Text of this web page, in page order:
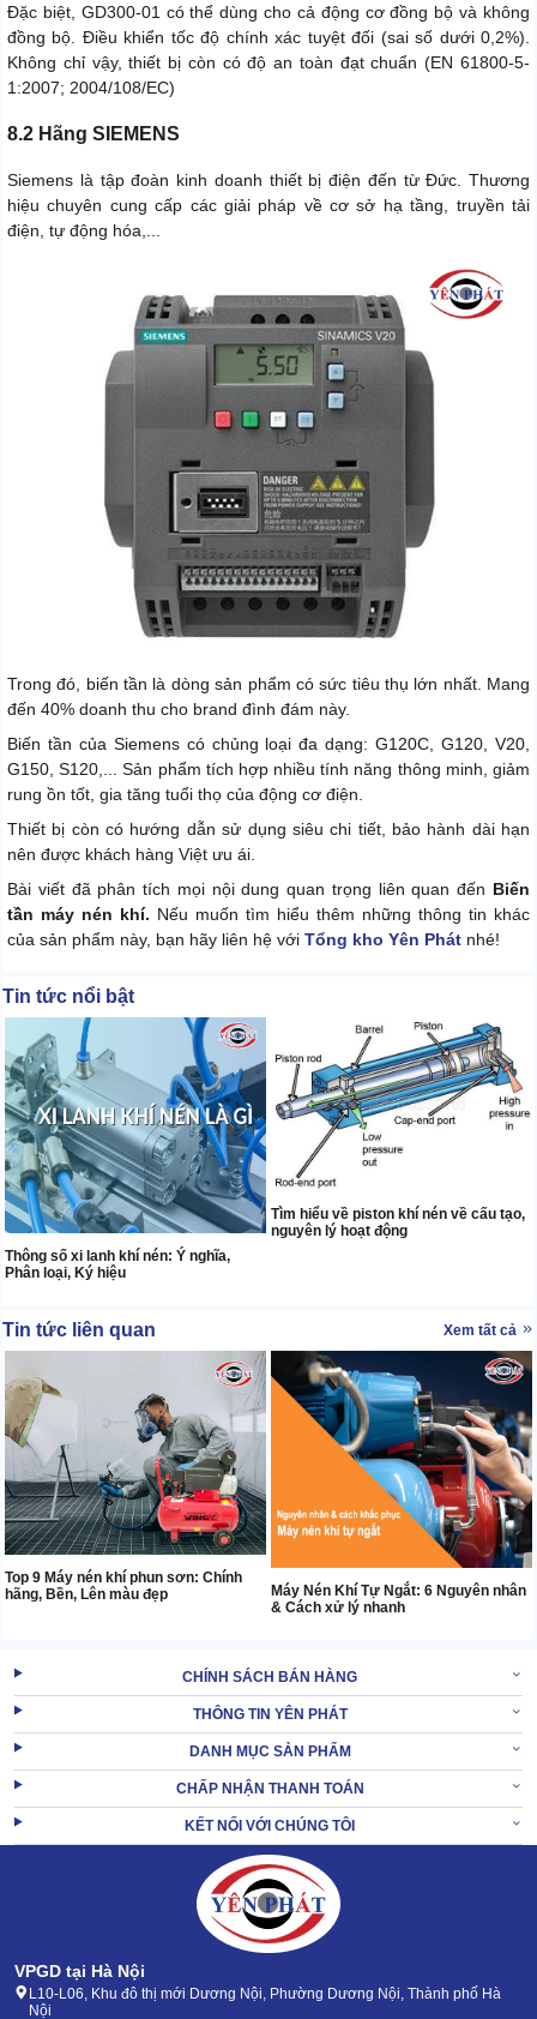
Đặc biệt, GD300-01 có thể dùng cho cả động cơ đồng bộ và không
đồng bộ. Điều khiển tốc độ chính xác tuyệt đối (sai số dưới 0,2%).
Không chỉ vậy, thiết bị còn có độ an toàn đạt chuẩn (EN 61800-5-
1:2007; 2004/108/EC)
8.2 Hãng SIEMENS
Siemens là tập đoàn kinh doanh thiết bị điện đến từ Đức. Thương
hiệu chuyên cung cấp các giải pháp về cơ sở hạ tầng, truyền tải
điện, tự động hóa,...
Trong đó, biến tần là dòng sản phẩm có sức tiêu thụ lớn nhất. Mang
đến 40% doanh thu cho brand đình đám này.
Biến tần của Siemens có chủng loại đa dạng: G120C, G120, V20,
G150, S120,... Sản phẩm tích hợp nhiều tính năng thông minh, giảm
rung ồn tốt, gia tăng tuổi thọ của động cơ điện.
Thiết bị còn có hướng dẫn sử dụng siêu chi tiết, bảo hành dài hạn
nên được khách hàng Việt ưu ái.
Bài viết đã phân tích mọi nội dung quan trọng liên quan đến Biến
tần máy nén khí. Nếu muốn tìm hiểu thêm những thông tin khác
của sản phẩm này, bạn hãy liên hệ với Tổng kho Yên Phát nhé!
Tin tức nổi bật
Thông số xi lanh khí nén: Ý nghĩa,
Phân loại, Ký hiệu
Tìm hiểu về piston khí nén về cấu tạo,
nguyên lý hoạt động
Tin tức liên quan Xem tất cả
Top 9 Máy nén khí phun sơn: Chính
hãng, Bền, Lên màu đẹp
Máy Nén Khí Tự Ngắt: 6 Nguyên nhân
& Cách xử lý nhanh
CHÍNH SÁCH BÁN HÀNG
THÔNG TIN YÊN PHÁT
DANH MỤC SẢN PHẨM
CHẤP NHẬN THANH TOÁN
KẾT NỐI VỚI CHÚNG TÔI
VPGD tại Hà Nội
L10-L06, Khu đô thị mới Dương Nội, Phường Dương Nội, Thành phố Hà
Nội